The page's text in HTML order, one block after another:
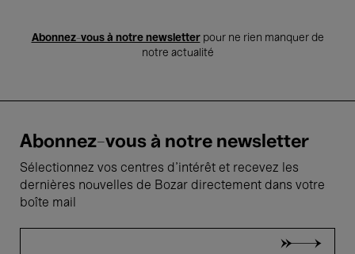
Abonnez-vous à notre newsletterpour ne rien manquer de
notre actualité
Abonnez-vous à notre newsletter
Sélectionnez vos centres d'intérêt et recevez les
dernières nouvelles de Bozar directement dans votre
boîte mail